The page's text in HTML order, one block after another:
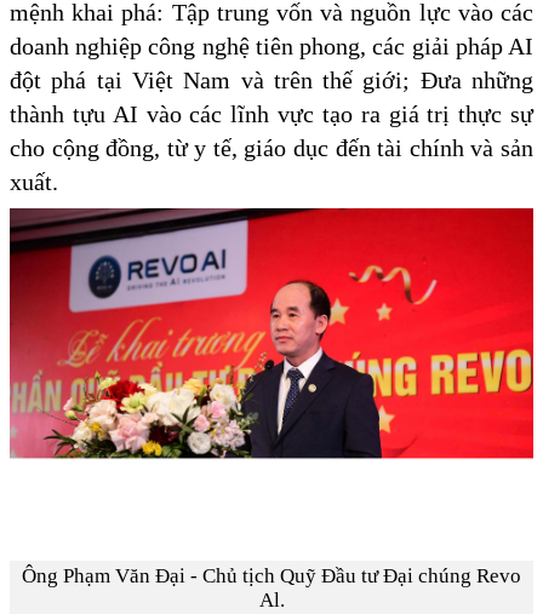
mệnh khai phá: Tập trung vốn và nguồn lực vào các
doanh nghiệp công nghệ tiên phong, các giải pháp AI
đột phá tại Việt Nam và trên thế giới; Đưa những
thành tựu AI vào các lĩnh vực tạo ra giá trị thực sự
cho cộng đồng, từ y tế, giáo dục đến tài chính và sản
xuất.
Ông Phạm Văn Đại - Chủ tịch Quỹ Đầu tư Đại chúng Revo
Al.